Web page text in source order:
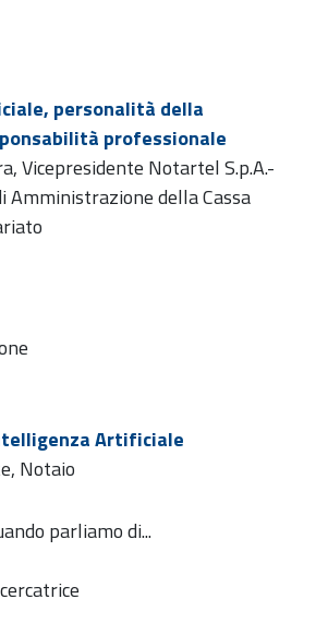
personalità della
professionale
Vicepresidente Notartel S.p.A.-
Amministrazione della Cassa
Artificiale
Notaio
parliamo di...